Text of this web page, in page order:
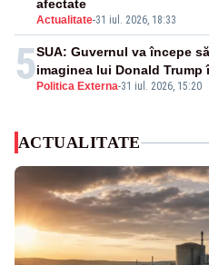
Actualitate-31 iul. 2026, 18:33
afectate
5 Politica Externa-31 iul. 2026, 15:20
SUA: Guvernul va începe
imaginea lui Donald
ACTUALITATE